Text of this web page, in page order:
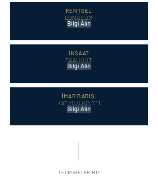
KENTSEL
DÖNÜŞÜM
Bilgi Alın
İNŞAAT
TAAHHÜT
Bilgi Alın
İMAR BARIŞI
KAT MÜLKİYETİ
Bilgi Alın
TECRÜBELERİMİZ